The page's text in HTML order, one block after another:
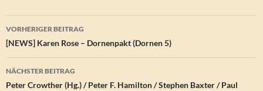
Beitragsnavigation
VORHERIGER BEITRAG
[NEWS] Karen Rose – Dornenpakt (Dornen 5)
NÄCHSTER BEITRAG
Peter Crowther (Hg.) / Peter F. Hamilton / Stephen Baxter / Paul